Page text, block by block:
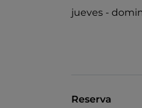
jueves -
Reserva